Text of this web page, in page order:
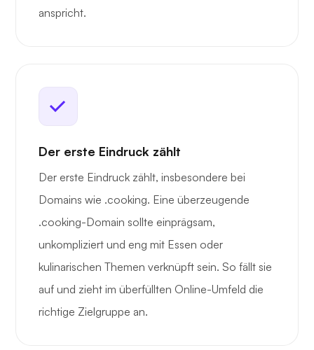
anspricht.
Der erste Eindruck zählt
Der erste Eindruck zählt, insbesondere bei
Domains wie .cooking. Eine überzeugende
.cooking-Domain sollte einprägsam,
unkompliziert und eng mit Essen oder
kulinarischen Themen verknüpft sein. So fällt sie
auf und zieht im überfüllten Online-Umfeld die
richtige Zielgruppe an.